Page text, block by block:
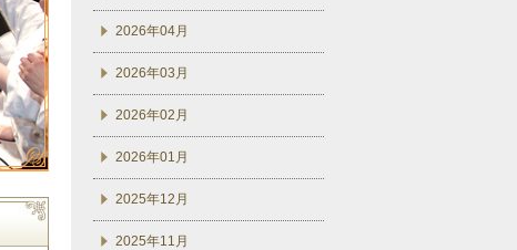
2026年04月
2026年03月
2026年02月
2026年01月
2025年12月
2025年11月